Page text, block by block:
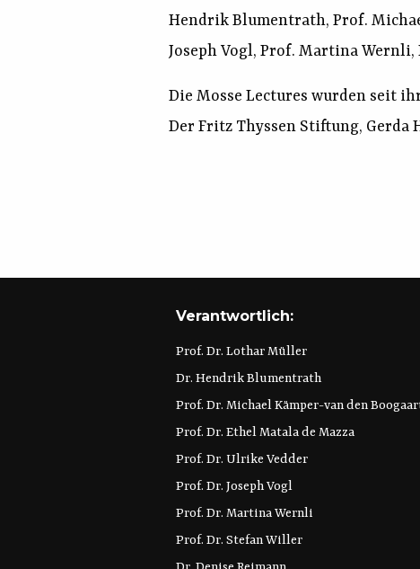
Hendrik Blumentrath, Prof.
Joseph Vogl, Prof. Martina
Die Mosse Lectures wurden seit
Der Fritz Thyssen Stiftung,
Verantwortlich:
Prof. Dr. Lothar Müller
Dr. Hendrik Blumentrath
Prof. Dr. Michael Kämper-van den
Prof. Dr. Ethel Matala de Mazza
Prof. Dr. Ulrike Vedder
Prof. Dr. Joseph Vogl
Prof. Dr. Martina Wernli
Prof. Dr. Stefan Willer